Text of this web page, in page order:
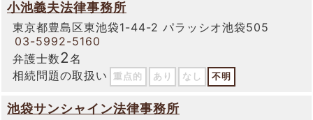
小池義夫法律事務所
東京都豊島区東池袋1-44-2 パラッシオ池袋505
03-5992-5160
弁護士数2名
相続問題の取扱い
重点的 あり なし 不明
池袋サンシャイン法律事務所